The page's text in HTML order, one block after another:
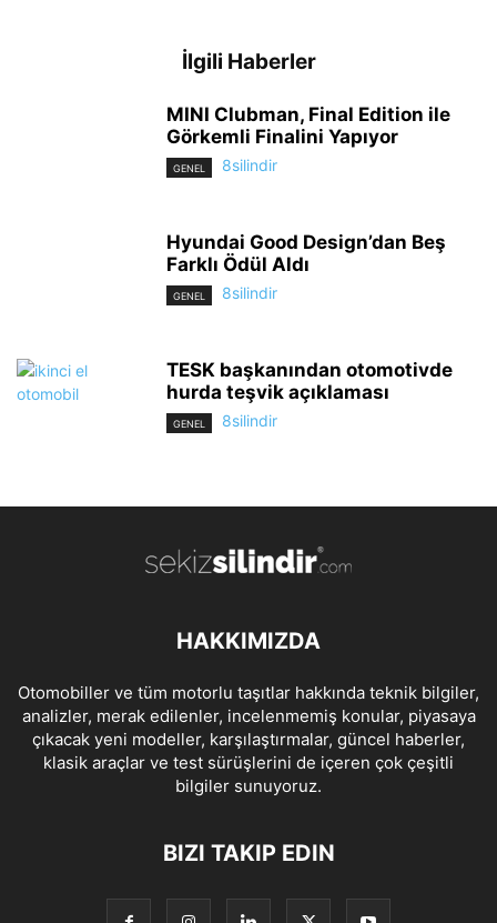
İlgili Haberler
MINI Clubman, Final Edition ile
Görkemli Finalini Yapıyor
GENEL 8silindir
Hyundai Good Design’dan Beş
Farklı Ödül Aldı
GENEL 8silindir
TESK başkanından otomotivde
hurda teşvik açıklaması
GENEL 8silindir
HAKKIMIZDA
Otomobiller ve tüm motorlu taşıtlar hakkında teknik bilgiler,
analizler, merak edilenler, incelenmemiş konular, piyasaya
çıkacak yeni modeller, karşılaştırmalar, güncel haberler,
klasik araçlar ve test sürüşlerini de içeren çok çeşitli
bilgiler sunuyoruz.
BIZI TAKIP EDIN